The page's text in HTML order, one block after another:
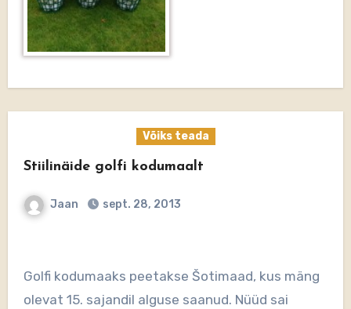
Võiks teada
Stiilinäide golfi kodumaalt
Jaan sept. 28, 2013
Golfi kodumaaks peetakse Šotimaad, kus mäng
olevat 15. sajandil alguse saanud. Nüüd sai